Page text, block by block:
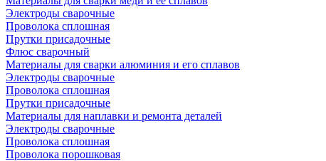
Электроды сварочные
Проволока сплошная
Прутки присадочные
Флюс сварочный
Материалы для сварки алюминия и его сплавов
Электроды сварочные
Проволока сплошная
Прутки присадочные
Материалы для наплавки и ремонта деталей
Электроды сварочные
Проволока сплошная
Проволока порошковая